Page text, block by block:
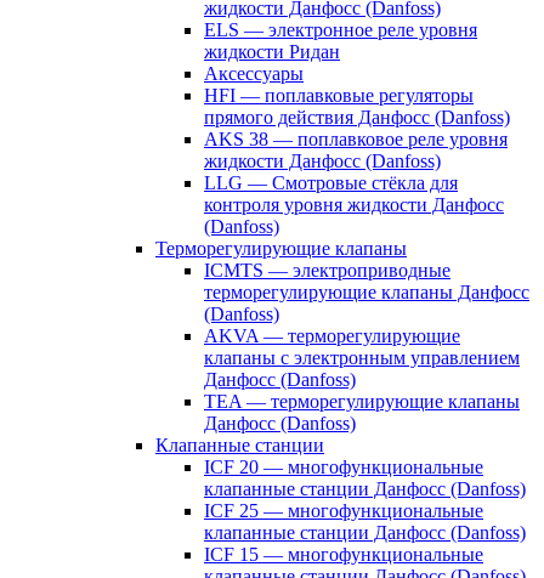
жидкости Данфосс (Danfoss)
ELS — электронное реле уровня
жидкости Ридан
Аксессуары
HFI — поплавковые регуляторы
прямого действия Данфосс (Danfoss)
AKS 38 — поплавковое реле уровня
жидкости Данфосс (Danfoss)
LLG — Смотровые стёкла для
контроля уровня жидкости Данфосс
(Danfoss)
Терморегулирующие клапаны
ICMTS — электроприводные
терморегулирующие клапаны Данфосс
(Danfoss)
AKVA — терморегулирующие
клапаны с электронным управлением
Данфосс (Danfoss)
TEA — терморегулирующие клапаны
Данфосс (Danfoss)
Клапанные станции
ICF 20 — многофункциональные
клапанные станции Данфосс (Danfoss)
ICF 25 — многофункциональные
клапанные станции Данфосс (Danfoss)
ICF 15 — многофункциональные